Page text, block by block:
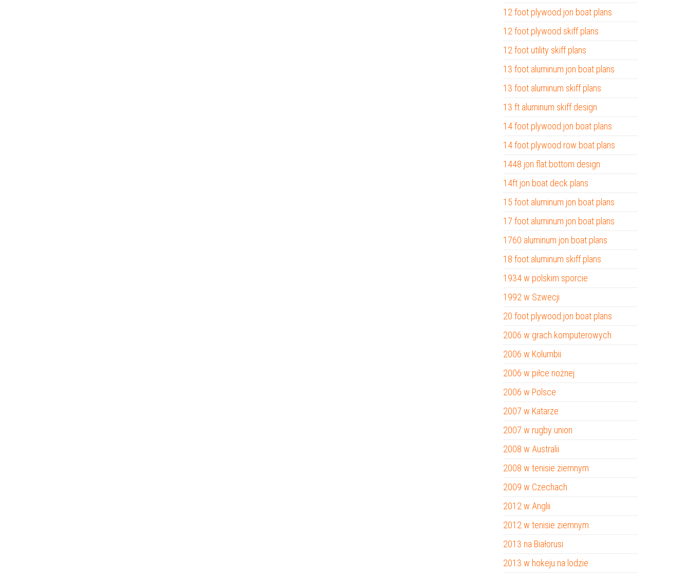
12 foot plywood jon boat plans
12 foot plywood skiff plans
12 foot utility skiff plans
13 foot aluminum jon boat plans
13 foot aluminum skiff plans
13 ft aluminum skiff design
14 foot plywood jon boat plans
14 foot plywood row boat plans
1448 jon flat bottom design
14ft jon boat deck plans
15 foot aluminum jon boat plans
17 foot aluminum jon boat plans
1760 aluminum jon boat plans
18 foot aluminum skiff plans
1934 w polskim sporcie
1992 w Szwecji
20 foot plywood jon boat plans
2006 w grach komputerowych
2006 w Kolumbii
2006 w piłce nożnej
2006 w Polsce
2007 w Katarze
2007 w rugby union
2008 w Australii
2008 w tenisie ziemnym
2009 w Czechach
2012 w Anglii
2012 w tenisie ziemnym
2013 na Białorusi
2013 w hokeju na lodzie